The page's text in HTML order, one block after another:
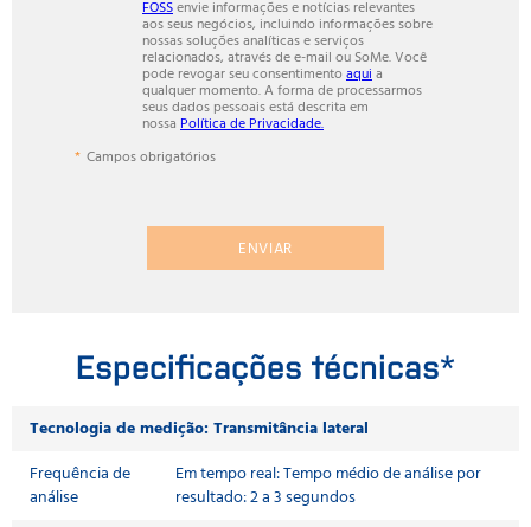
FOSSenvie informações e notícias relevantes
aos seus negócios, incluindo informações sobre
nossas soluções analíticas e serviços
relacionados, através de e-mail ou SoMe. Você
pode revogar seu consentimento aquia
qualquer momento. A forma de processarmos
seus dados pessoais está descrita em
nossa Política de Privacidade.
Campos obrigatórios
ENVIAR
Especificações técnicas*
Tecnologia de medição: Transmitância lateral
Frequência de
análise
Em tempo real: Tempo médio de análise por
resultado: 2 a 3 segundos